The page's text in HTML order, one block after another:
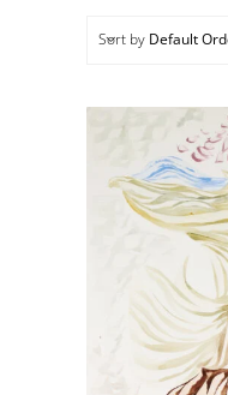
Sort by Default